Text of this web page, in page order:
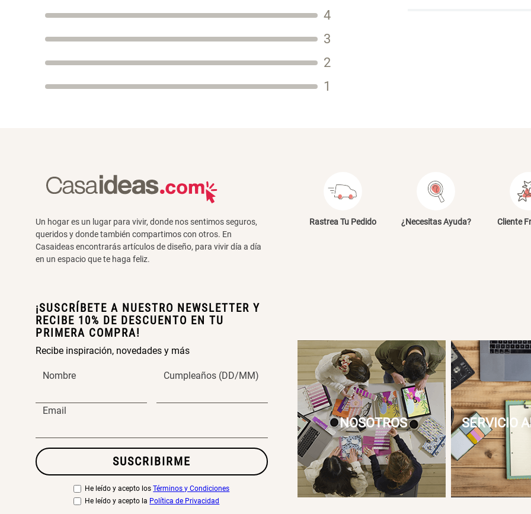
4
3
2
1
Un hogar es un lugar para vivir, donde nos sentimos seguros,
queridos y donde también compartimos con otros. En
Casaideas encontrarás artículos de diseño, para vivir día a día
en un espacio que te haga feliz.
¡SUSCRÍBETE A NUESTRO NEWSLETTER Y
RECIBE 10% DE DESCUENTO EN TU
PRIMERA COMPRA!
Recibe inspiración, novedades y más
Nombre Cumpleaños (DD/MM)
Email
SUSCRIBIRME
He leído y acepto los Términos y Condiciones
He leído y acepto la Política de Privacidad
Rastrea Tu Pedido ¿Necesitas Ayuda? Cliente
NOSOTROS SERVICIO